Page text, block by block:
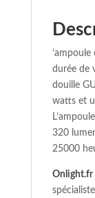
durée de
douille
watts et
320
25000
Onlight.fr